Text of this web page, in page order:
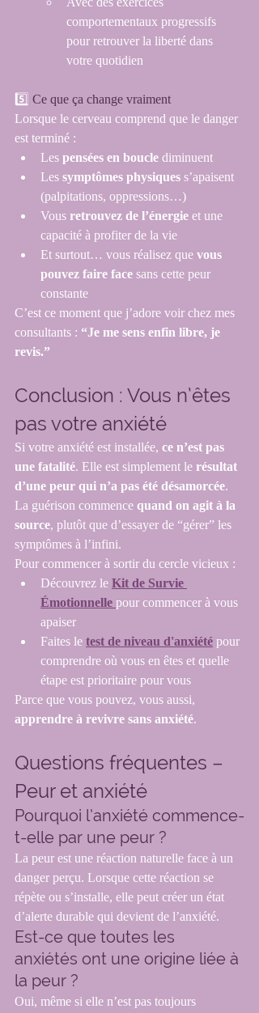
comportementaux progressifs
pour retrouver la liberté dans
votre quotidien
5️⃣ Ce que ça change vraiment
Lorsque le cerveau comprend que le danger
est terminé :
Les pensées en boucle diminuent
Les symptômes physiques s’apaisent
(palpitations, oppressions…)
Vous retrouvez de l’énergie et une
capacité à profiter de la vie
Et surtout… vous réalisez que vous
pouvez faire face sans cette peur
constante
C’est ce moment que j’adore voir chez mes
consultants : “Je me sens enfin libre, je
revis.”
Conclusion : Vous n’êtes
pas votre anxiété
Si votre anxiété est installée, ce n’est pas
une fatalité. Elle est simplement le résultat
d’une peur qui n’a pas été désamorcée.
La guérison commence quand on agit à la
source, plutôt que d’essayer de “gérer” les
symptômes à l’infini.
Pour commencer à sortir du cercle vicieux :
Découvrez le Kit de Survie
Émotionnelle pour commencer à vous
apaiser
Faites le test de niveau d'anxiété pour
comprendre où vous en êtes et quelle
étape est prioritaire pour vous
Parce que vous pouvez, vous aussi,
apprendre à revivre sans anxiété.
Questions fréquentes –
Peur et anxiété
Pourquoi l’anxiété commence-
t-elle par une peur ?
La peur est une réaction naturelle face à un
danger perçu. Lorsque cette réaction se
répète ou s’installe, elle peut créer un état
d’alerte durable qui devient de l’anxiété.
Est-ce que toutes les
anxiétés ont une origine liée à
la peur ?
Oui, même si elle n’est pas toujours